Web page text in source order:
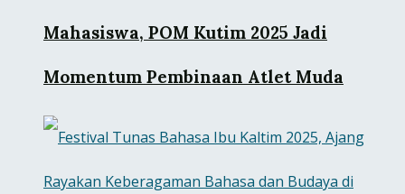
Mahasiswa, POM Kutim 2025 Jadi
Momentum Pembinaan Atlet Muda